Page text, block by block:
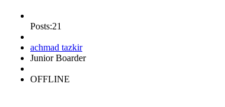
Posts:21
achmad tazkir
Junior Boarder
OFFLINE